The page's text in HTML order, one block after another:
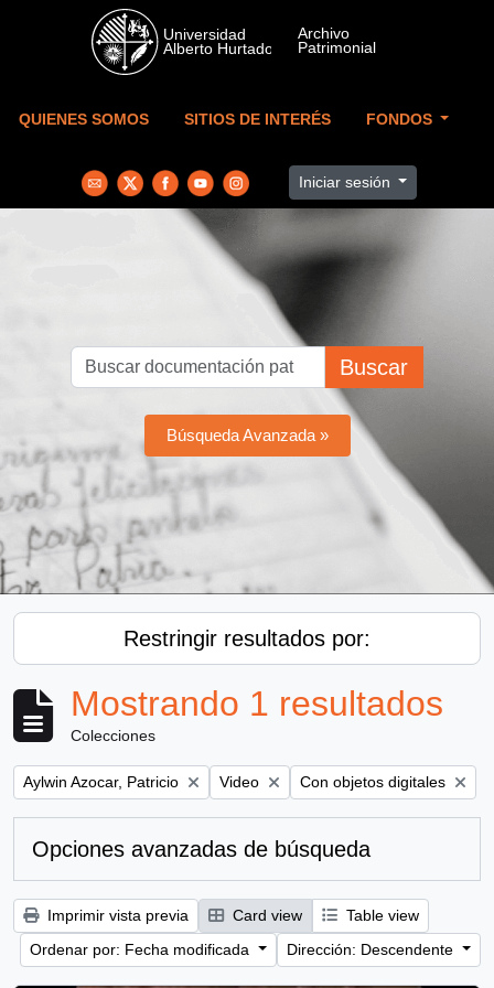
Skip to main content
QUIENES SOMOS SITIOS DE INTERÉS FONDOS
Iniciar sesión
Buscar
Búsqueda Avanzada »
Restringir resultados por:
Mostrando 1 resultados
Colecciones
Remove filter:
Aylwin Azocar, Patricio Remove filter:
Video Remove filter:
Con objetos digitales
Opciones avanzadas de búsqueda
Imprimir vista previa Card view
Table view
Ordenar por: Fecha modificada
Dirección: Descendente